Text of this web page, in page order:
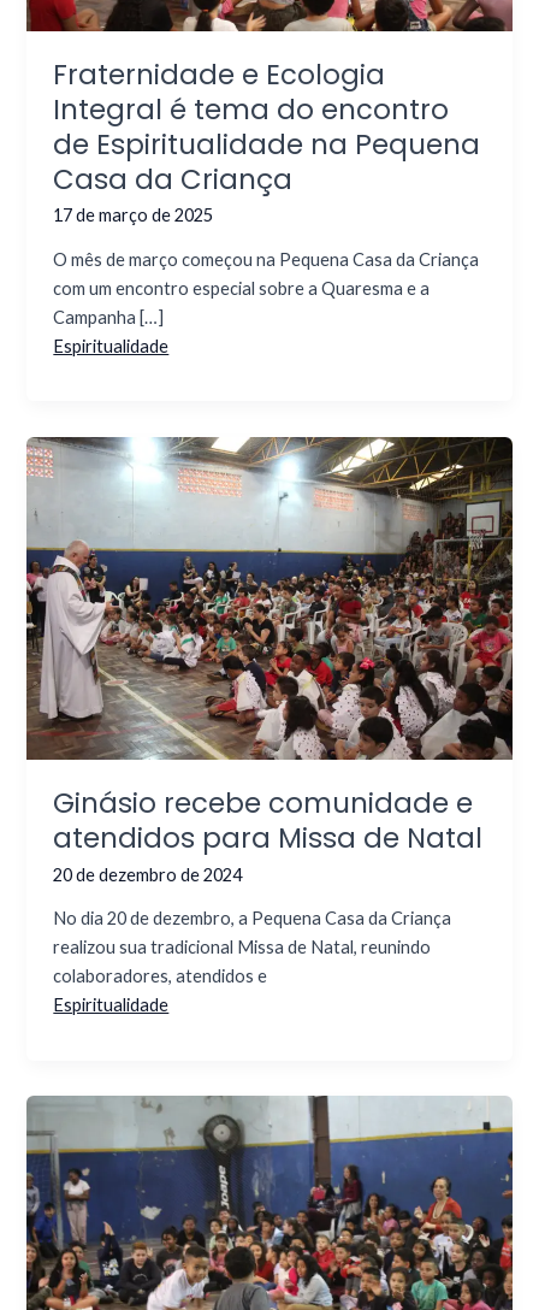
Fraternidade e Ecologia
Integral é tema do encontro
de Espiritualidade na Pequena
Casa da Criança
17 de março de 2025
O mês de março começou na Pequena Casa da Criança
com um encontro especial sobre a Quaresma e a
Campanha […]
Espiritualidade
Ginásio recebe comunidade e
atendidos para Missa de Natal
20 de dezembro de 2024
No dia 20 de dezembro, a Pequena Casa da Criança
realizou sua tradicional Missa de Natal, reunindo
colaboradores, atendidos e
Espiritualidade